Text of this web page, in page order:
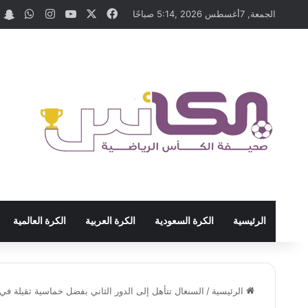
الجمعة, 7أغسطس 2026 ,5:14 صباحًا فيسبوك ‫YouTubeانستقرام
الرئيسية الكرة السعودية الكرة العربية الكرة العالمية
الرئيسية / السنغال تتأهل إلى الدور الثاني بفضل خماسية ثقيلة